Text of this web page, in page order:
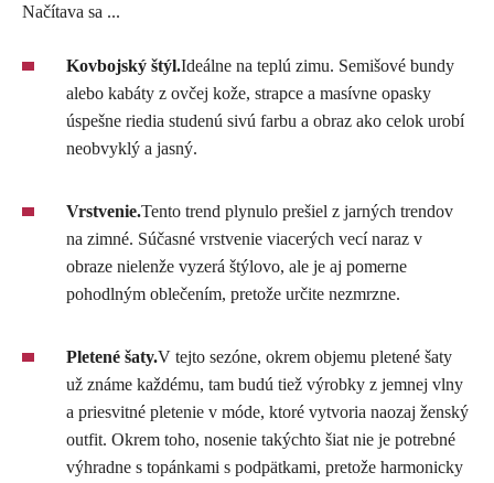
Načítava sa ...
Kovbojský štýl.Ideálne na teplú zimu. Semišové bundy
alebo kabáty z ovčej kože, strapce a masívne opasky
úspešne riedia studenú sivú farbu a obraz ako celok urobí
neobvyklý a jasný.
Vrstvenie.Tento trend plynulo prešiel z jarných trendov
na zimné. Súčasné vrstvenie viacerých vecí naraz v
obraze nielenže vyzerá štýlovo, ale je aj pomerne
pohodlným oblečením, pretože určite nezmrzne.
Pletené šaty.​​V tejto sezóne, okrem objemu pletené šaty
už známe každému, tam budú tiež výrobky z jemnej vlny
a priesvitné pletenie v móde, ktoré vytvoria naozaj ženský
outfit. Okrem toho, nosenie takýchto šiat nie je potrebné
výhradne s topánkami s podpätkami, pretože harmonicky